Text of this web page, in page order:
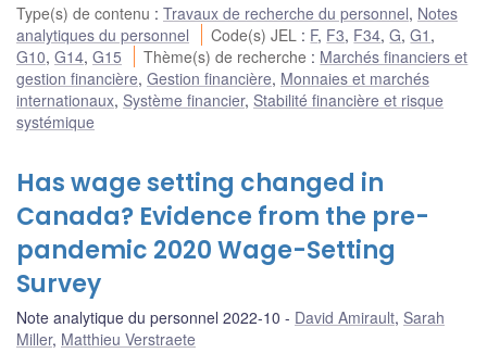
Type(s) de contenu : Travaux de recherche du personnel, Notes
analytiques du personnel
Code(s) JEL : F, F3, F34,G,G1 ,
G10, G14, G15 Thème(s) de recherche : Marchés financiers et
gestion financière, Gestion financière, Monnaies et marchés
internationaux, Système financier, Stabilité financière et risque
systémique
Has wage setting changed in
Canada? Evidence from the pre-
pandemic 2020 Wage-Setting
Survey
Note analytique du personnel 2022-10 David Amirault, Sarah
Miller, Matthieu Verstraete